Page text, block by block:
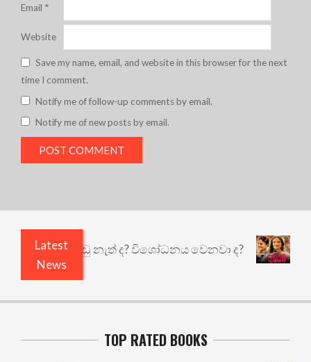
Email *
Website
Save my name, email, and website in this browser for the next
time I comment.
Notify me of follow-up comments by email.
Notify me of new posts by email.
Latest
News
ඇතුළෙයි කුඩු නැත් ද? විශෝධනය වෙනවා ද?
TOP RATED BOOKS